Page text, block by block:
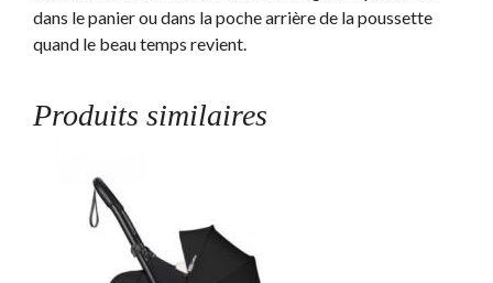
dans le panier ou dans la poche arrière de la poussette
quand le beau temps revient.
Produits similaires